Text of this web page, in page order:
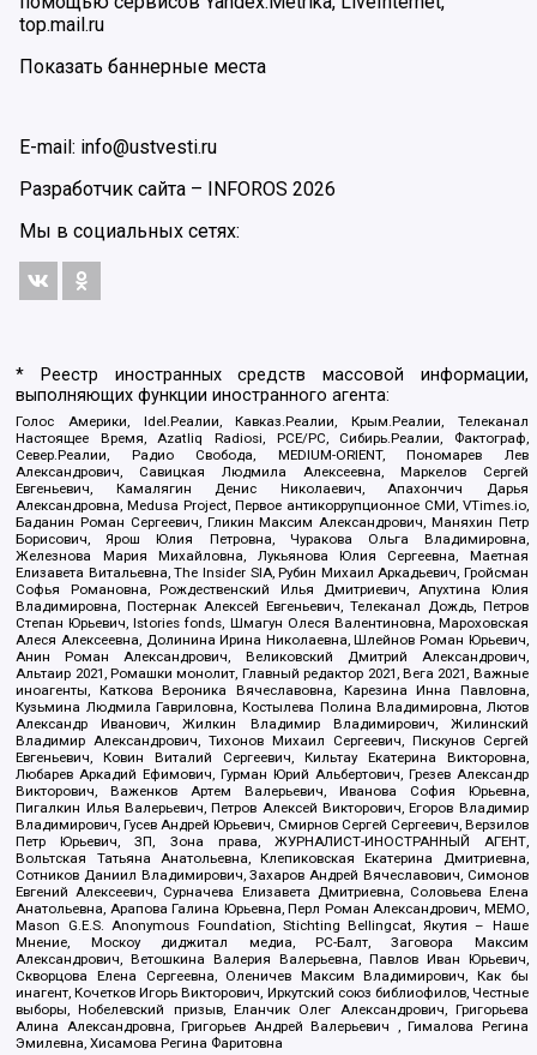
top.mail.ru
Показать баннерные места
E-mail: info@ustvesti.ru
Разработчик сайта –
INFOROS 2026
Мы в социальных сетях:
* Реестр иностранных средств массовой информации,
выполняющих функции иностранного агента:
Голос Америки, Idel.Реалии, Кавказ.Реалии, Крым.Реалии, Телеканал
Настоящее Время, Azatliq Radiosi, PCE/PC, Сибирь.Реалии, Фактограф,
Север.Реалии, Радио Свобода, MEDIUM-ORIENT, Пономарев Лев
Александрович, Савицкая Людмила Алексеевна, Маркелов Сергей
Евгеньевич, Камалягин Денис Николаевич, Апахончич Дарья
Александровна, Medusa Project, Первое антикоррупционное СМИ, VTimes.io,
Баданин Роман Сергеевич, Гликин Максим Александрович, Маняхин Петр
Борисович, Ярош Юлия Петровна, Чуракова Ольга Владимировна,
Железнова Мария Михайловна, Лукьянова Юлия Сергеевна, Маетная
Елизавета Витальевна, The Insider SIA, Рубин Михаил Аркадьевич, Гройсман
Софья Романовна, Рождественский Илья Дмитриевич, Апухтина Юлия
Владимировна, Постернак Алексей Евгеньевич, Телеканал Дождь, Петров
Степан Юрьевич, Istories fonds, Шмагун Олеся Валентиновна, Мароховская
Алеся Алексеевна, Долинина Ирина Николаевна, Шлейнов Роман Юрьевич,
Анин Роман Александрович, Великовский Дмитрий Александрович,
Альтаир 2021, Ромашки монолит, Главный редактор 2021, Вега 2021, Важные
иноагенты, Каткова Вероника Вячеславовна, Карезина Инна Павловна,
Кузьмина Людмила Гавриловна, Костылева Полина Владимировна, Лютов
Александр Иванович, Жилкин Владимир Владимирович, Жилинский
Владимир Александрович, Тихонов Михаил Сергеевич, Пискунов Сергей
Евгеньевич, Ковин Виталий Сергеевич, Кильтау Екатерина Викторовна,
Любарев Аркадий Ефимович, Гурман Юрий Альбертович, Грезев Александр
Викторович, Важенков Артем Валерьевич, Иванова София Юрьевна,
Пигалкин Илья Валерьевич, Петров Алексей Викторович, Егоров Владимир
Владимирович, Гусев Андрей Юрьевич, Смирнов Сергей Сергеевич, Верзилов
Петр Юрьевич, ЗП, Зона права, ЖУРНАЛИСТ-ИНОСТРАННЫЙ АГЕНТ,
Вольтская Татьяна Анатольевна, Клепиковская Екатерина Дмитриевна,
Сотников Даниил Владимирович, Захаров Андрей Вячеславович, Симонов
Евгений Алексеевич, Сурначева Елизавета Дмитриевна, Соловьева Елена
Анатольевна, Арапова Галина Юрьевна, Перл Роман Александрович, МЕМО,
Mason G.E.S. Anonymous Foundation, Stichting Bellingcat, Якутия – Наше
Мнение, Москоу диджитал медиа, РС-Балт, Заговора Максим
Александрович, Ветошкина Валерия Валерьевна, Павлов Иван Юрьевич,
Скворцова Елена Сергеевна, Оленичев Максим Владимирович, Как бы
инагент, Кочетков Игорь Викторович, Иркутский союз библиофилов, Честные
выборы, Нобелевский призыв, Еланчик Олег Александрович, Григорьева
Алина Александровна, Григорьев Андрей Валерьевич , Гималова Регина
Эмилевна, Хисамова Регина Фаритовна